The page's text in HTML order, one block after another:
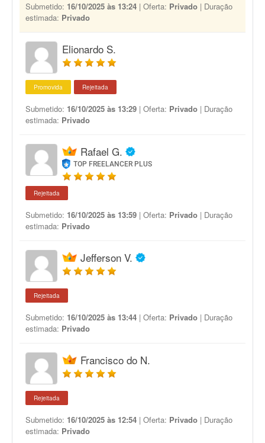
Submetido: 16/10/2025 às 13:24 | Oferta: Privado | Duração
estimada: Privado
Elionardo S.
Promovida Rejeitada
Submetido: 16/10/2025 às 13:29 | Oferta: Privado | Duração
estimada: Privado
Rafael G.
TOP FREELANCER PLUS
Rejeitada
Submetido: 16/10/2025 às 13:59 | Oferta: Privado | Duração
estimada: Privado
Jefferson V.
Rejeitada
Submetido: 16/10/2025 às 13:44 | Oferta: Privado | Duração
estimada: Privado
Francisco do N.
Rejeitada
Submetido: 16/10/2025 às 12:54 | Oferta: Privado | Duração
estimada: Privado